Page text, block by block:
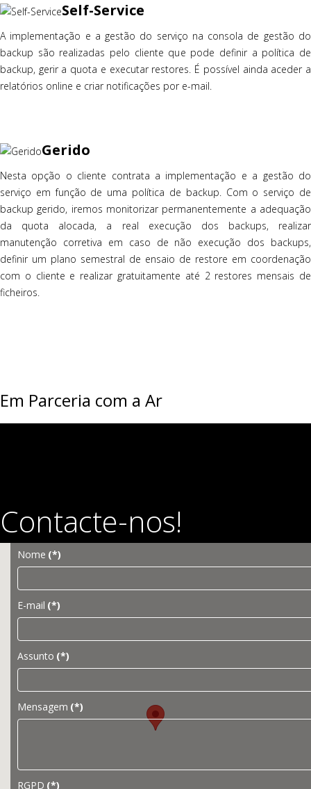
Self-Service
A implementação e a gestão do serviço na consola de gestão do
backup são realizadas pelo cliente que pode definir a política de
backup, gerir a quota e executar restores. É possível ainda aceder a
relatórios online e criar notificações por e-mail.
Gerido
Nesta opção o cliente contrata a implementação e a gestão do
serviço em função de uma política de backup. Com o serviço de
backup gerido, iremos monitorizar permanentemente a adequação
da quota alocada, a real execução dos backups, realizar
manutenção corretiva em caso de não execução dos backups,
definir um plano semestral de ensaio de restore em coordenação
com o cliente e realizar gratuitamente até 2 restores mensais de
ficheiros.
Em Parceria com a Ar
Contacte-nos!
Nome (*)
E-mail (*)
Assunto (*)
Mensagem (*)
RGPD (*)